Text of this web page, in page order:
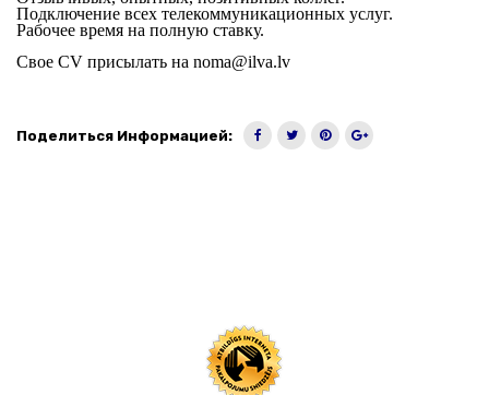
Подключение всех телекоммуникационных услуг.
Рабочее время на полную ставку.
Свое CV присылать на noma@ilva.lv
Поделиться Информацией: